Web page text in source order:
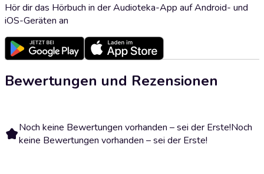
Hör dir das Hörbuch in der Audioteka-App auf Android- und
iOS-Geräten an
Bewertungen und Rezensionen
Noch keine Bewertungen vorhanden – sei der Erste!Noch
keine Bewertungen vorhanden – sei der Erste!